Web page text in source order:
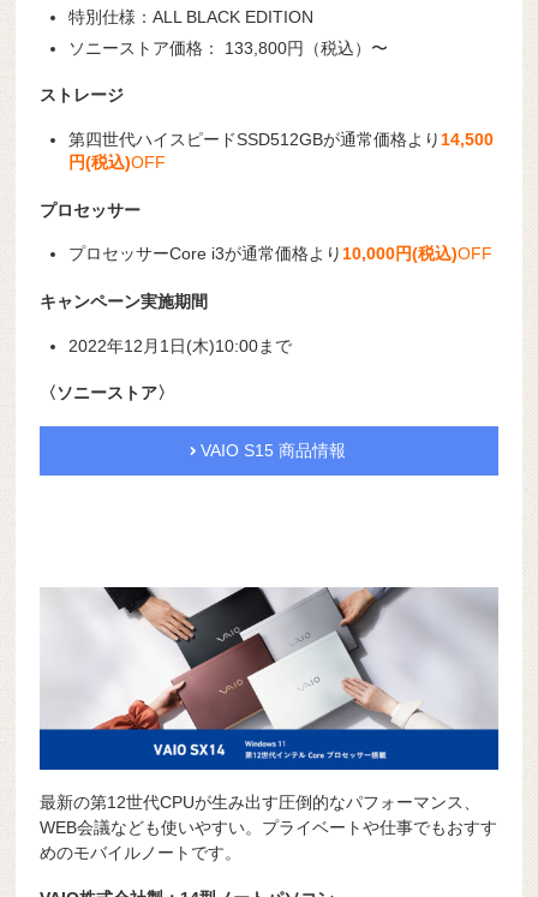
特別仕様：ALL BLACK EDITION
ソニーストア価格： 133,800円（税込）〜
ストレージ
第四世代ハイスピードSSD512GBが通常価格より 14,500
円(税込)OFF
プロセッサー
プロセッサーCore i3が通常価格より10,000円(税込)OFF
キャンペーン実施期間
2022年12月1日(木)10:00まで
〈ソニーストア〉
VAIO S15 商品情報
最新の第12世代CPUが生み出す圧倒的なパフォーマンス、
WEB会議なども使いやすい。プライベートや仕事でもおすす
めのモバイルノートです。